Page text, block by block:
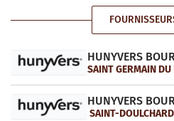
HUNYVERS
SAINT GERMAIN DU
HUNYVERS
SAINT-DOULCHARD